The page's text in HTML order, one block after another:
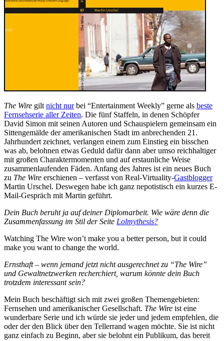
The Wire gilt nicht nurbei “Entertainment Weekly” gerne als beste
Fernsehserie aller Zeiten. Die fünf Staffeln, in denen Schöpfer
David Simon mit seinen Autoren und Schauspielern gemeinsam ein
Sittengemälde der amerikanischen Stadt im anbrechenden 21.
Jahrhundert zeichnet, verlangen einem zum Einstieg ein bisschen
was ab, belohnen etwas Geduld dafür dann aber umso reichhaltiger
mit großen Charaktermomenten und auf erstaunliche Weise
zusammenlaufenden Fäden. Anfang des Jahres ist ein neues Buch
zu The Wire erschienen – verfasst von Real-Virtuality-Gastblogger
Martin Urschel. Deswegen habe ich ganz nepotistisch ein kurzes E-
Mail-Gespräch mit Martin geführt.
Dein Buch beruht ja auf deiner Diplomarbeit. Wie wäre denn die
Zusammenfassung im Stil der Seite Lolmythesis?
Watching The Wire won’t make you a better person, but it could
make you want to change the world.
Ernsthaft – wenn jemand jetzt nicht ausgerechnet zu “The Wire”
und Gewaltnetzwerken recherchiert, warum könnte dein Buch
trotzdem interessant sein?
Mein Buch beschäftigt sich mit zwei großen Themengebieten:
Fernsehen und amerikanischer Gesellschaft. The Wire ist eine
wunderbare Serie und ich würde sie jeder und jedem empfehlen, die
oder der den Blick über den Tellerrand wagen möchte. Sie ist nicht
ganz einfach zu Beginn, aber sie belohnt ein Publikum, das bereit